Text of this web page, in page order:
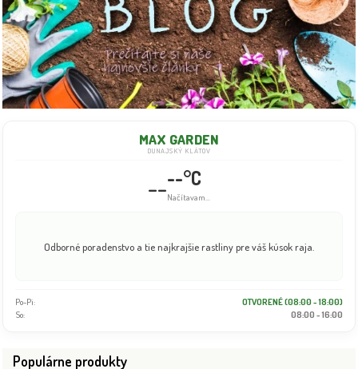
MAX GARDEN
DUNAJSKÝ KLÁTOV
--°C
Info dočasne nedostupné
Odborné poradenstvo a tie najkrajšie rastliny pre váš kúsok raja.
Po-Pi:
OTVORENÉ (08:00 - 18:00)
So:
08:00 - 16:00
Populárne produkty